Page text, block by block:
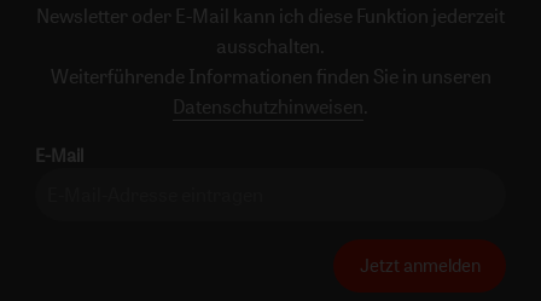
Newsletter oder E-Mail kann ich diese Funktion jederzeit
ausschalten.
Weiterführende Informationen finden Sie in unseren
Datenschutzhinweisen .
E-Mail
Jetzt anmelden